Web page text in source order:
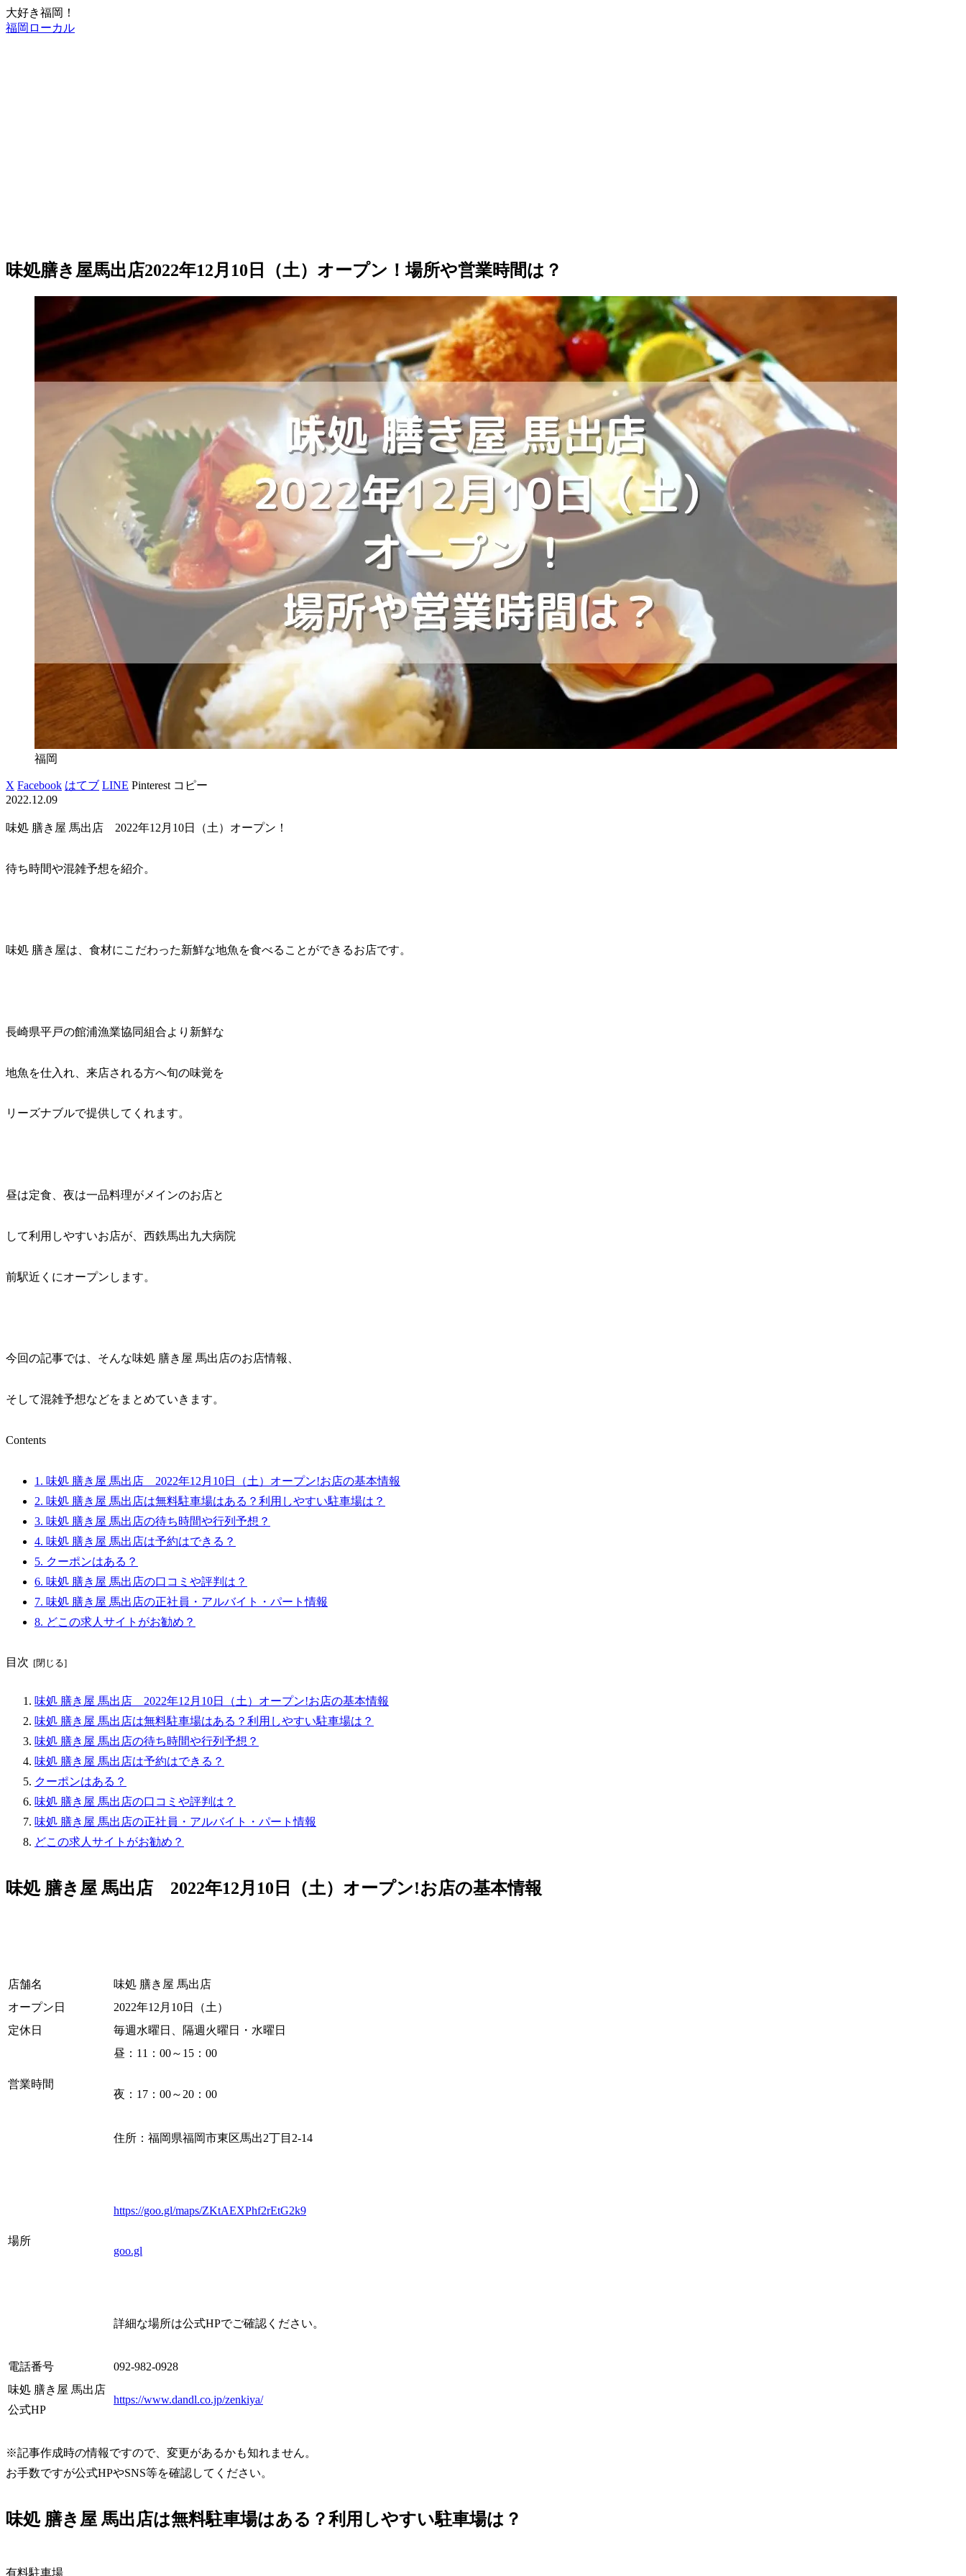
大好き福岡！
福岡ローカル
味処膳き屋馬出店2022年12月10日（土）オープン！場所や営業時間は？
福岡
X Facebook はてブ LINE Pinterest コピー
2022.12.09
味処 膳き屋 馬出店 2022年12月10日（土）オープン！
待ち時間や混雑予想を紹介。
味処 膳き屋は、食材にこだわった新鮮な地魚を食べることができるお店です。
長崎県平戸の館浦漁業協同組合より新鮮な
地魚を仕入れ、来店される方へ旬の味覚を
リーズナブルで提供してくれます。
昼は定食、夜は一品料理がメインのお店と
して利用しやすいお店が、西鉄馬出九大病院
前駅近くにオープンします。
今回の記事では、そんな味処 膳き屋 馬出店のお店情報、
そして混雑予想などをまとめていきます。
Contents
1. 味処 膳き屋 馬出店 2022年12月10日（土）オープン!お店の基本情報
2. 味処 膳き屋 馬出店は無料駐車場はある？利用しやすい駐車場は？
3. 味処 膳き屋 馬出店の待ち時間や行列予想？
4. 味処 膳き屋 馬出店は予約はできる？
5. クーポンはある？
6. 味処 膳き屋 馬出店の口コミや評判は？
7. 味処 膳き屋 馬出店の正社員・アルバイト・パート情報
8. どこの求人サイトがお勧め？
目次
味処 膳き屋 馬出店 2022年12月10日（土）オープン!お店の基本情報
味処 膳き屋 馬出店は無料駐車場はある？利用しやすい駐車場は？
味処 膳き屋 馬出店の待ち時間や行列予想？
味処 膳き屋 馬出店は予約はできる？
クーポンはある？
味処 膳き屋 馬出店の口コミや評判は？
味処 膳き屋 馬出店の正社員・アルバイト・パート情報
どこの求人サイトがお勧め？
味処 膳き屋 馬出店 2022年12月10日（土）オープン!お店の基本情報
店舗名
味処 膳き屋 馬出店
オープン日
2022年12月10日（土）
定休日
毎週水曜日、隔週火曜日・水曜日
営業時間
昼：11：00～15：00
夜：17：00～20：00
場所
住所：福岡県福岡市東区馬出2丁目2-14
https://goo.gl/maps/ZKtAEXPhf2rEtG2k9
goo.gl
詳細な場所は公式HPでご確認ください。
電話番号
092-982-0928
味処 膳き屋 馬出店
公式HP
https://www.dandl.co.jp/zenkiya/
※記事作成時の情報ですので、変更があるかも知れません。
お手数ですが公式HPやSNS等を確認してください。
味処 膳き屋 馬出店は無料駐車場はある？利用しやすい駐車場は？
有料駐車場